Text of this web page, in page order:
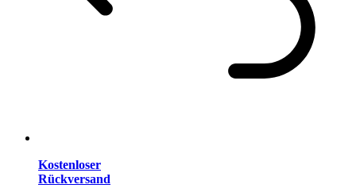
Kostenloser
Rückversand